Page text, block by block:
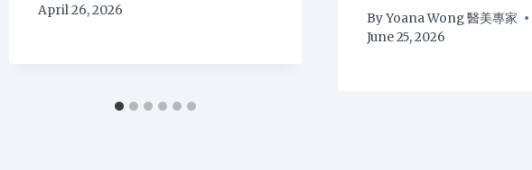
April 26, 2026
By Yoana Wong 醫美專家
June 25, 2026